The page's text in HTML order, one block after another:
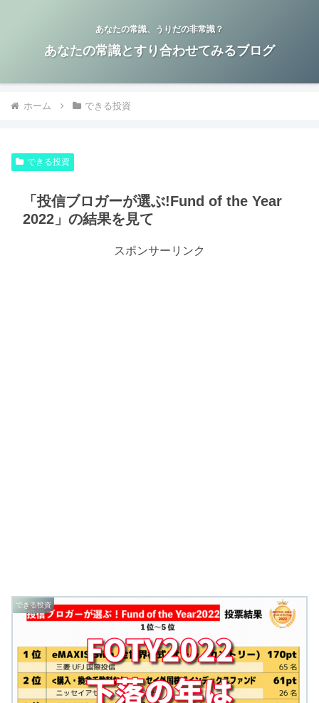
あなたの常識、うりだの非常識？
あなたの常識とすり合わせてみるブログ
ホーム できる投資
できる投資
「投信ブロガーが選ぶ!Fund of the Year
2022」の結果を見て
スポンサーリンク
できる投資